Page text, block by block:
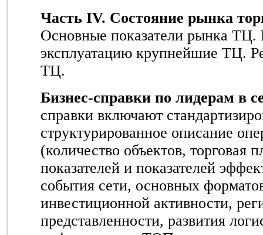
Часть IV. Состояние рынка
Основные показатели рынка ТЦ.
эксплуатацию крупнейшие ТЦ.
ТЦ.
Бизнес-справки по лидерам в
справки включают
структурированное описание
(количество объектов, торговая
показателей и показателей
события сети, основных
инвестиционной активности,
представленности, развития